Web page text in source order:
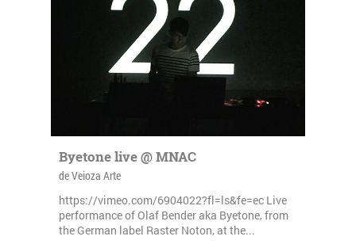
Byetone live @ MNAC
de Veioza Arte
https://vimeo.com/6904022?fl=ls&fe=ec Live
performance of Olaf Bender aka Byetone, from
the German label Raster Noton, at the...